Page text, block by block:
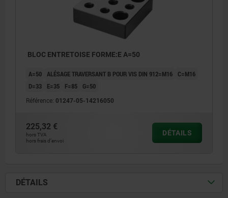
BLOC ENTRETOISE FORME:E A=50
A=50 ALÉSAGE TRAVERSANT B POUR VIS DIN 912=M16
C=M16
D=33
E=35 F=85 G=50
Référence: 01247-05-14216050
225,32 €
hors TVA
hors frais d’envoi
DÉTAILS
DÉTAILS